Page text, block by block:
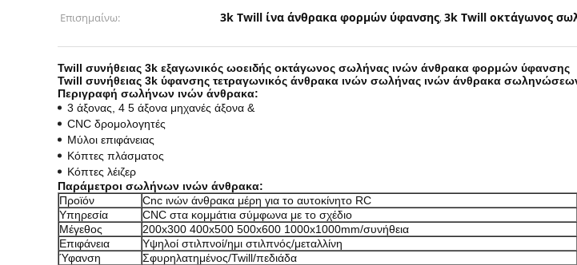
Επισημαίνω:
3k Twill ίνα άνθρακα φορμών ύφανσης, 3k Twill οκτάγωνος
Twill συνήθειας 3k εξαγωνικός ωοειδής οκτάγωνος σωλήνας ινών άνθρακα φορμών ύφανσης
Twill συνήθειας 3k ύφανσης τετραγωνικός άνθρακα ινών σωλήνας ινών άνθρακα
Περιγραφή σωλήνων ινών άνθρακα:
3 άξονας, 4 5 άξονα μηχανές άξονα &
CNC δρομολογητές
Μύλοι επιφάνειας
Κόπτες πλάσματος
Κόπτες λέιζερ
Παράμετροι σωλήνων ινών άνθρακα:
Προϊόν
Cnc ινών άνθρακα μέρη για το αυτοκίνητο RC
Υπηρεσία
CNC στα κομμάτια σύμφωνα με το σχέδιο
Μέγεθος
200x300 400x500 500x600 1000x1000mm/συνήθεια
Επιφάνεια
Υψηλοί στιλπνοί/ημι στιλπνός/μεταλλίνη
Ύφανση
Σφυρηλατημένος/Twill/πεδιάδα